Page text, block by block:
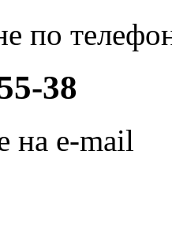
по
38
на e-mail